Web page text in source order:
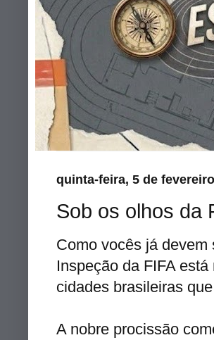
quinta-feira, 5 de
Sob os olhos da
Como vocês já
Inspeção da FIFA
cidades brasileiras
A nobre procissão